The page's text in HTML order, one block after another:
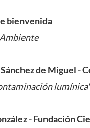
bienvenida
de Miguel -
- Fundación